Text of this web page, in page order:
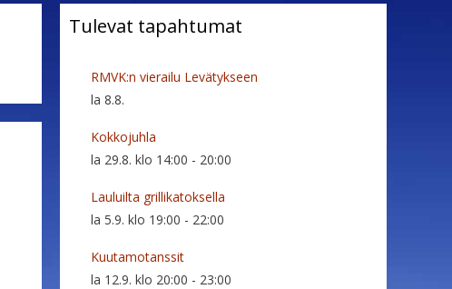
Tulevat tapahtumat
RMVK:n vierailu Levätykseen
la 8.8.
Kokkojuhla
la 29.8. klo 14:00 - 20:00
Lauluilta grillikatoksella
la 5.9. klo 19:00 - 22:00
Kuutamotanssit
la 12.9. klo 20:00 - 23:00